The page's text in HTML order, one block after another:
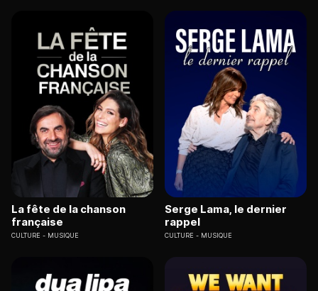
La fête de la chanson
française
CULTURE MUSIQUE
Serge Lama, le dernier
rappel
CULTURE MUSIQUE